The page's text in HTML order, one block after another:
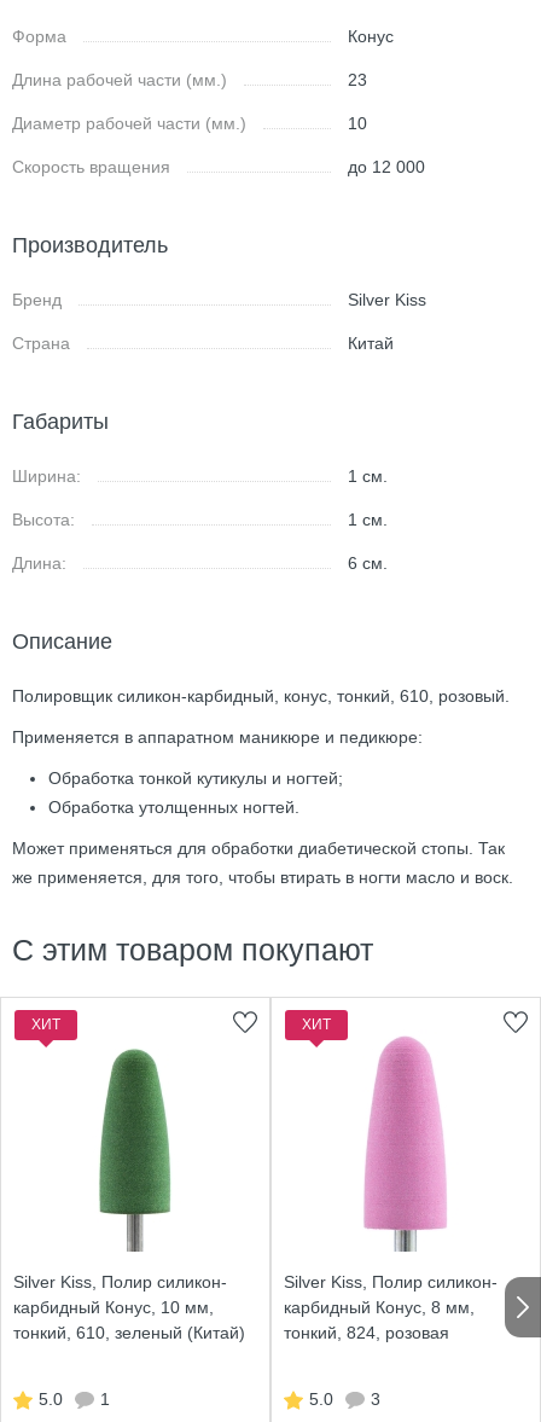
Форма Конус
Длина рабочей части (мм.) 23
Диаметр рабочей части (мм.) 10
Скорость вращения до 12 000
Производитель
Бренд Silver Kiss
Страна Китай
Габариты
Ширина: 1см.
Высота: 1см.
Длина: 6см.
Описание
Полировщик силикон-карбидный, конус, тонкий, 610, розовый.
Применяется в аппаратном маникюре и педикюре:
Обработка тонкой кутикулы и ногтей;
Обработка утолщенных ногтей.
Может применяться для обработки диабетической стопы. Так
же применяется, для того, чтобы втирать в ногти масло и воск.
С этим товаром покупают
ХИТ
Silver Kiss, Полир силикон-
карбидный Конус, 10 мм,
тонкий, 610, зеленый (Китай)
5.0
1
ХИТ
Silver Kiss, Полир силикон-
карбидный Конус, 8 мм,
тонкий, 824, розовая
5.0
3